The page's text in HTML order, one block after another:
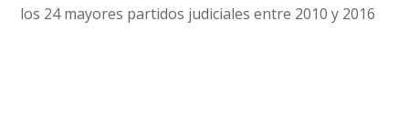
los 24 mayores partidos judiciales entre 2010 y 2016